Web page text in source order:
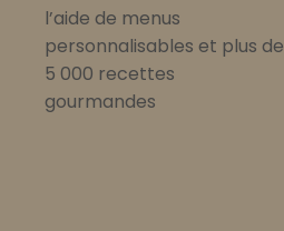
l’aide de menus
personnalisables et plus de
5 000 recettes
gourmandes